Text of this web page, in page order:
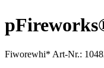
p
Fiworewhi* Art-Nr.: